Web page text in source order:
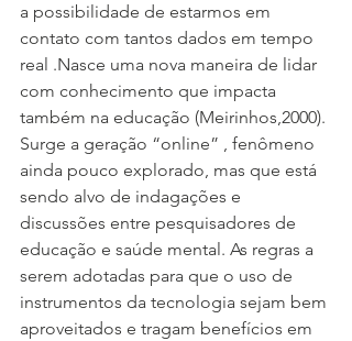
a possibilidade de estarmos em
contato com tantos dados em tempo
real .Nasce uma nova maneira de lidar
com conhecimento que impacta
também na educação (Meirinhos,2000).
Surge a geração “online” , fenômeno
ainda pouco explorado, mas que está
sendo alvo de indagações e
discussões entre pesquisadores de
educação e saúde mental. As regras a
serem adotadas para que o uso de
instrumentos da tecnologia sejam bem
aproveitados e tragam benefícios em